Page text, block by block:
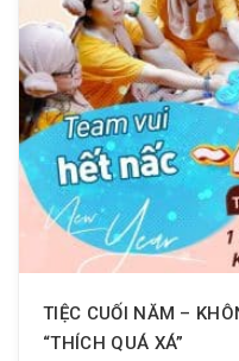
TIỆC CUỐI NĂM –
“THÍCH QUÁ XÁ”